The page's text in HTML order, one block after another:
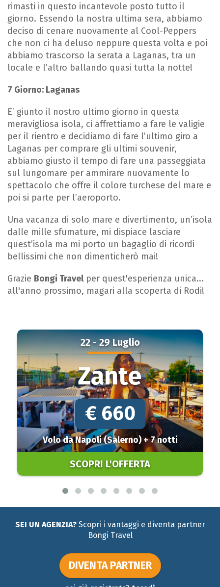
rimasti in questo incantevole posto tutto il
giorno. Essendo la nostra ultima sera, abbiamo
deciso di cenare nuovamente al Cool-Peppers
che non ci ha deluso neppure questa volta e poi
abbiamo trascorso la serata a Laganas, tra un
locale e l’altro ballando quasi tutta la notte!
7 Giorno: Laganas
E’ giunto il nostro ultimo giorno in questa
meravigliosa isola, ci affrettiamo a fare le valigie
per il rientro e decidiamo di fare l’ultimo giro a
Laganas per comprare gli ultimi souvenir,
abbiamo giusto il tempo di fare una passeggiata
sul lungomare per ammirare nuovamente lo
spettacolo che offre il colore turchese del mare e
poi si parte per l’aeroporto.
Una vacanza di solo mare e divertimento, un’isola
dalle mille sfumature, mi dispiace lasciare
quest’isola ma mi porto un bagaglio di ricordi
bellissimi che non dimenticherò mai!
Grazie Bongi Travelper quest'esperienza unica...
all'anno prossimo, magari alla scoperta di Rodi!
22 - 29 Luglio
Zante
€ 660
Volo da Napoli (Salerno) + 7 notti
SCOPRI L'OFFERTA
SEI UN AGENZIA?Scopri i vantaggi e diventa partner
Bongi Travel
DIVENTA PARTNER